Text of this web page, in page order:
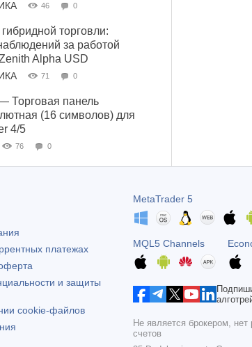
46 0
торговли:
за работой
Alpha USD
71 0
Торговая панель
(16 символов) для
4/5
76 0
платежах
и защиты
cookie-файлов
MetaTrader 5
MQL5 Channels
Не является брокером, нет
счетов